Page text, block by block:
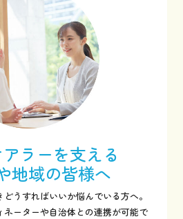
ラーを支える
地域の皆様へ
うすればいいか悩んでいる方へ。
ネーターや自治体との連携が可能で